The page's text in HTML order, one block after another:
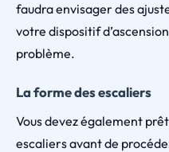
faudra envisager des
votre dispositif
problème.
La forme des escaliers
Vous devez également
escaliers avant de